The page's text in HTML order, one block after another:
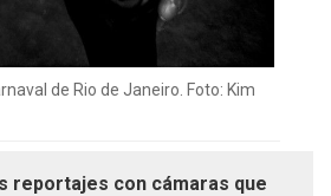
de Rio de Janeiro. Foto: Kim
reportajes con cámaras que